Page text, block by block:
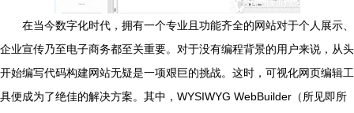
在当今数字化时代，拥有一个专业且功能齐全的网站对于个人展示、
企业宣传乃至电子商务都至关重要。对于没有编程背景的用户来说，从头
开始编写代码构建网站无疑是一项艰巨的挑战。这时，可视化网页编辑工
具便成为了绝佳的解决方案。其中，WYSIWYG WebBuilder（所见即所